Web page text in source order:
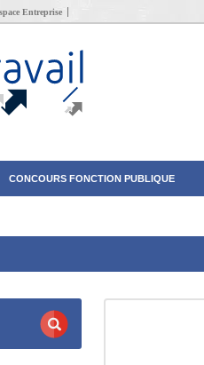
Entreprise
CONCOURS FONCTION PUBLIQUE